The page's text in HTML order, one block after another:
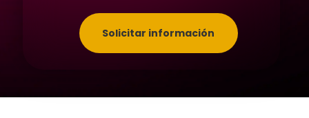
Solicitar información